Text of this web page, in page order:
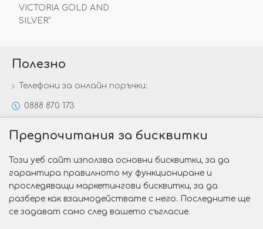
VICTORIA GOLD AND
SILVER“
Полезно
Телефони за онлайн поръчки:
0888 870 173
Специални предложения
Защо да изберете Victoria Gold&Silver?
Как да изберем годежен пръстен?
Предпочитания за бисквитки
Този уеб сайт използва основни бисквитки, за да
гарантира правилното му функциониране и
проследяващи маркетингови бисквитки, за да
разбере как взаимодействате с него. Последните ще
се задават само след вашето съгласие.